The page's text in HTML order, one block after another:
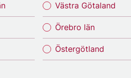
Västra Götaland
Örebro län
Östergötland